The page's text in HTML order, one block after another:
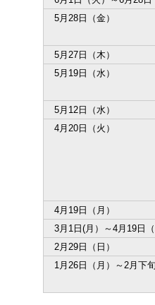
5月28日（金）
5月27日（木）
5月19日（水）
5月12日（水）
4月20日（火）
4月19日（月）
3月1日(月）～4月19日
2月29日（日）
1月26日（月）～2月下